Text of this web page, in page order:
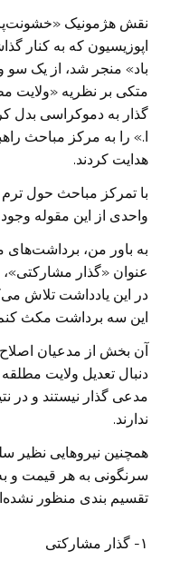
نقش هژمونیک
اپوزیسیون که به کنار
باد» منجر شد، از یک سو
متکی بر نظریه «ولایت
گذار به دموکراسی بدل
ا.» را به مرکز مباحث
هدایت کردند.
با تمرکز مباحث حول
واحدی از این مقوله وجود
به باور من،
عنوان «گذار
در این یادداشت تلاش
این سه برداشت مکث
آن بخش از مدعیان
دنبال تعدیل ولایت
مدعی گذار نیستند و در
ندارند.
همچنین نیرو‌هایی نظیر
سرنگونی به هر قیمت و
تقسیم بندی منظور
١- گذار مشارکتی